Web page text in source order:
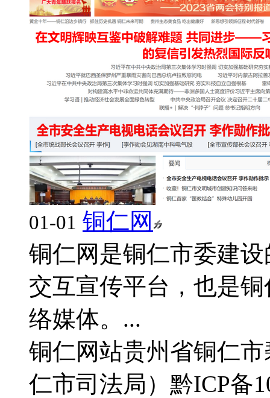
01-01 铜仁网
铜仁网是铜仁市委建
交互宣传平台，也是
络媒体。...
铜仁网站贵州省铜仁
仁市司法局） 黔ICP备